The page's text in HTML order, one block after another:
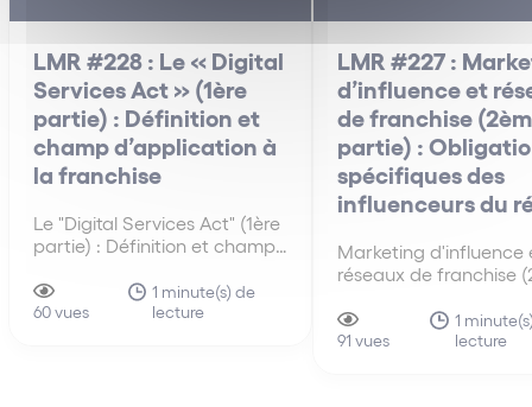
LMR #228 : Le « Digital
Services Act » (1ère
partie) : Définition et
champ d’application à
la franchise
Le "Digital Services Act" (1ère
partie) : Définition et champ
Le « Digital Services Act »
(DSA) est le règlement
60 vues
1 minute(s) de
lecture
LMR #227 :
d’influence et
de franchise
partie) :
spécifiques des
influenceurs du
Marketing d'influence
réseaux de franchise
spécifiques des
du réseau Lorsqu’un
91 vues
1
lecture